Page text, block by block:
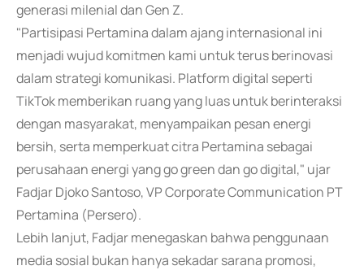
generasi milenial dan Gen Z.
"Partisipasi Pertamina dalam ajang internasional ini
menjadi wujud komitmen kami untuk terus berinovasi
dalam strategi komunikasi. Platform digital seperti
TikTok memberikan ruang yang luas untuk berinteraksi
dengan masyarakat, menyampaikan pesan energi
bersih, serta memperkuat citra Pertamina sebagai
perusahaan energi yang go green dan go digital," ujar
Fadjar Djoko Santoso, VP Corporate Communication PT
Pertamina (Persero).
Lebih lanjut, Fadjar menegaskan bahwa penggunaan
media sosial bukan hanya sekadar sarana promosi,